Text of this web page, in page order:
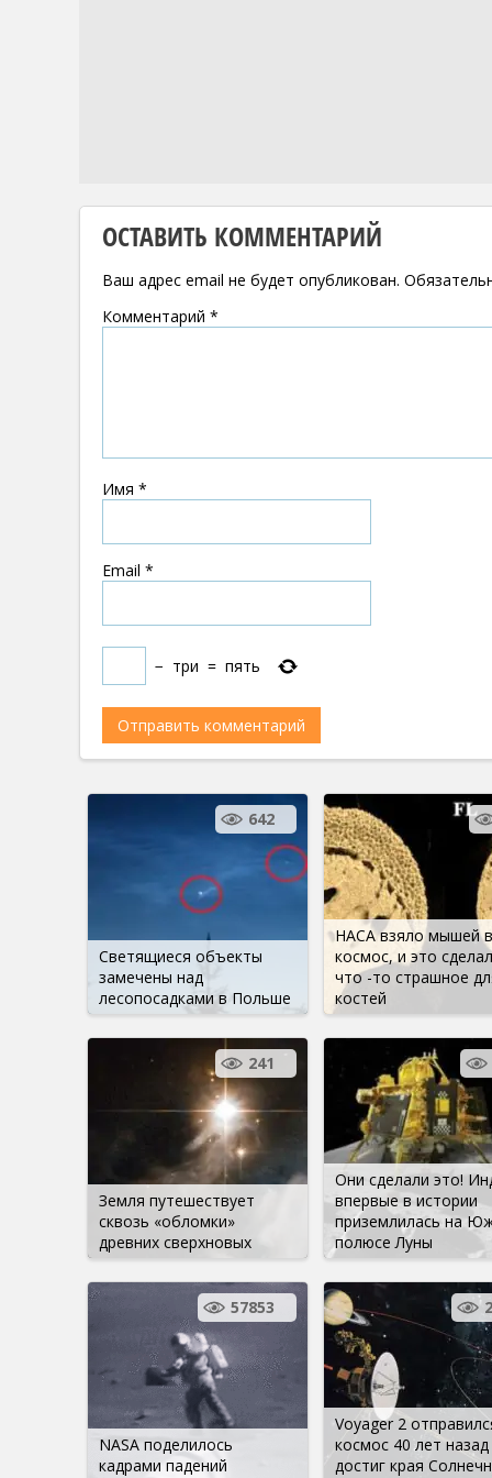
ОСТАВИТЬ КОММЕНТАРИЙ
Ваш адрес email не будет опубликован.
Комментарий *
Имя *
Email *
− три = пять
Светящиеся объекты
замечены над
лесопосадками в Польше
642
НАСА взяло мышей в
космос, и это
что -то страшное
костей
Земля путешествует
сквозь «обломки»
древних сверхновых
241
Они сделали это!
впервые в истории
приземлилась на
полюсе Луны
NASA поделилось
кадрами падений
57853
Voyager 2
космос 40 лет назад
достиг края